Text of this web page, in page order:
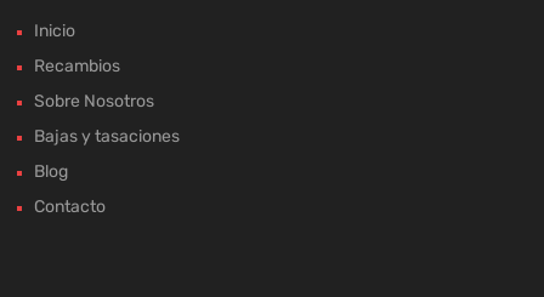
Inicio
Recambios
Sobre Nosotros
Bajas y tasaciones
Blog
Contacto